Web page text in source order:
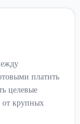
платить
целевые
от крупных